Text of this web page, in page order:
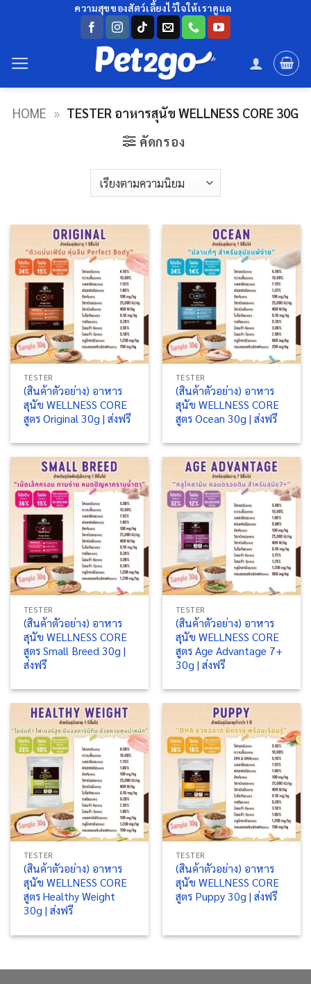
เนื้อหา
ความสุขของสัตว์เลี้ยงไว้ใจให้เราดูแล
HOME » TESTER อาหารสุนัข WELLNESS CORE 30G
คัดกรอง
TESTER
(สินค้าตัวอย่าง) อาหาร
สุนัข WELLNESS CORE
สูตร Original 30g | ส่งฟรี
TESTER
(สินค้าตัวอย่าง) อาหาร
สุนัข WELLNESS CORE
สูตร Ocean 30g | ส่งฟรี
TESTER
(สินค้าตัวอย่าง) อาหาร
สุนัข WELLNESS CORE
สูตร Small Breed 30g |
ส่งฟรี
TESTER
(สินค้าตัวอย่าง) อาหาร
สุนัข WELLNESS CORE
สูตร Age Advantage 7+
30g | ส่งฟรี
TESTER
(สินค้าตัวอย่าง) อาหาร
สุนัข WELLNESS CORE
สูตร Healthy Weight
30g | ส่งฟรี
TESTER
(สินค้าตัวอย่าง) อาหาร
สุนัข WELLNESS CORE
สูตร Puppy 30g | ส่งฟรี